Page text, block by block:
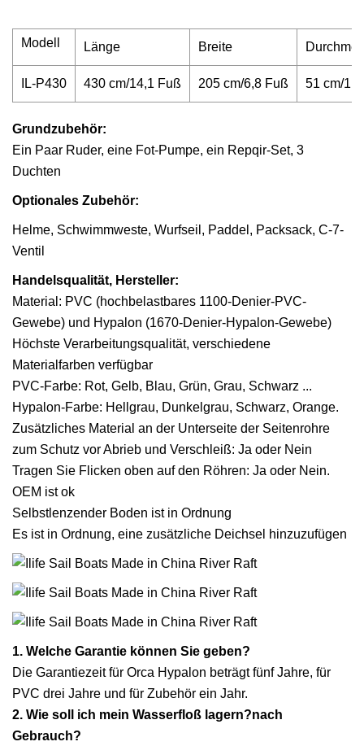
Modell Länge Breite
IL-P430 430 cm/14,1 Fuß 205 cm/6,8 Fuß 51 cm/
Grundzubehör:
Ein Paar Ruder, eine Fot-Pumpe, ein Repqir-Set, 3
Duchten
Optionales Zubehör:
Helme, Schwimmweste, Wurfseil, Paddel, Packsack, C-7-
Ventil
Handelsqualität, Hersteller:
Material: PVC (hochbelastbares 1100-Denier-PVC-
Gewebe) und Hypalon (1670-Denier-Hypalon-Gewebe)
Höchste Verarbeitungsqualität, verschiedene
Materialfarben verfügbar
PVC-Farbe: Rot, Gelb, Blau, Grün, Grau, Schwarz ...
Hypalon-Farbe: Hellgrau, Dunkelgrau, Schwarz, Orange.
Zusätzliches Material an der Unterseite der Seitenrohre
zum Schutz vor Abrieb und Verschleiß: Ja oder Nein
Tragen Sie Flicken oben auf den Röhren: Ja oder Nein.
OEM ist ok
Selbstlenzender Boden ist in Ordnung
Es ist in Ordnung, eine zusätzliche Deichsel hinzuzufügen
1. Welche Garantie können Sie geben?
Die Garantiezeit für Orca Hypalon beträgt fünf Jahre, für
PVC drei Jahre und für Zubehör ein Jahr.
2. Wie soll ich mein Wasserfloß lagern?nach
Gebrauch?